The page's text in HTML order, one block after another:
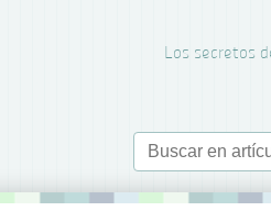
Los secretos